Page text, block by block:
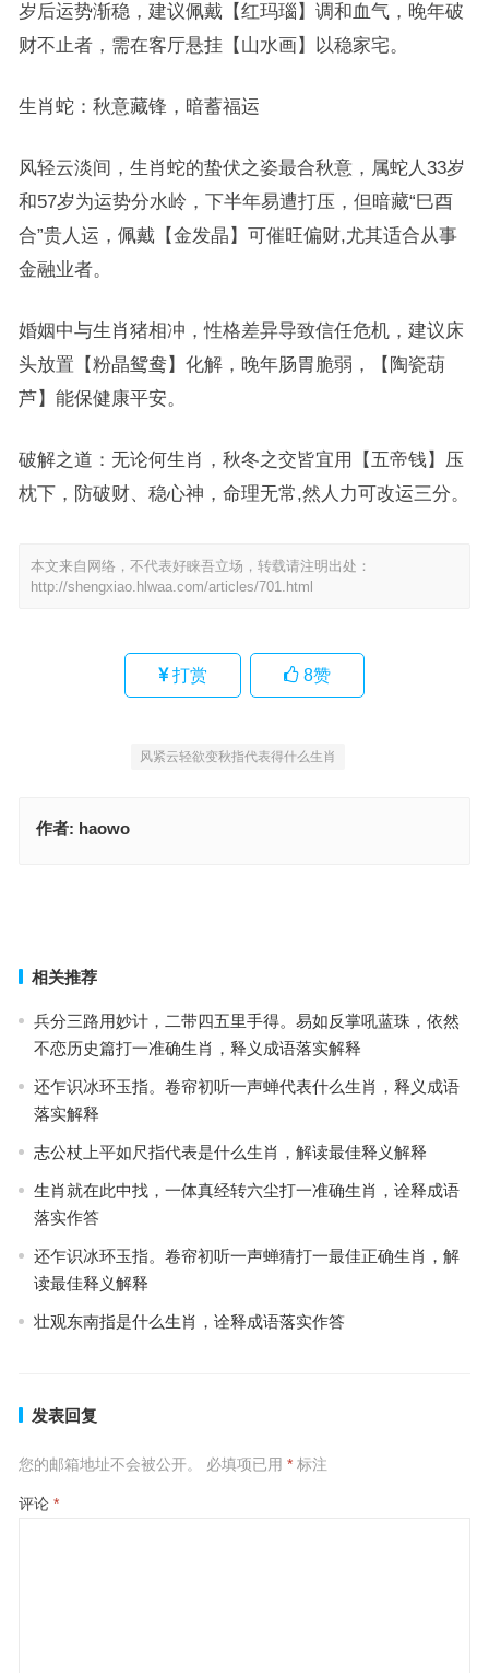
岁后运势渐稳，建议佩戴【红玛瑙】调和血气，晚年破
财不止者，需在客厅悬挂【山水画】以稳家宅。
生肖蛇：秋意藏锋，暗蓄福运
风轻云淡间，生肖蛇的蛰伏之姿最合秋意，属蛇人33岁
和57岁为运势分水岭，下半年易遭打压，但暗藏“巳酉
合”贵人运，佩戴【金发晶】可催旺偏财,尤其适合从事
金融业者。
婚姻中与生肖猪相冲，性格差异导致信任危机，建议床
头放置【粉晶鸳鸯】化解，晚年肠胃脆弱，【陶瓷葫
芦】能保健康平安。
破解之道：无论何生肖，秋冬之交皆宜用【五帝钱】压
枕下，防破财、稳心神，命理无常,然人力可改运三分。
本文来自网络，不代表好睐吾立场，转载请注明出处：
http://shengxiao.hlwaa.com/articles/701.html
打赏 8赞
风紧云轻欲变秋指代表得什么生肖
作者: haowo
相关推荐
兵分三路用妙计，二带四五里手得。易如反掌吼蓝珠，依然
不恋历史篇打一准确生肖，释义成语落实解释
还乍识冰环玉指。卷帘初听一声蝉代表什么生肖，释义成语
落实解释
志公杖上平如尺指代表是什么生肖，解读最佳释义解释
生肖就在此中找，一体真经转六尘打一准确生肖，诠释成语
落实作答
还乍识冰环玉指。卷帘初听一声蝉猜打一最佳正确生肖，解
读最佳释义解释
壮观东南指是什么生肖，诠释成语落实作答
发表回复
您的邮箱地址不会被公开。 必填项已用 *标注
评论 *